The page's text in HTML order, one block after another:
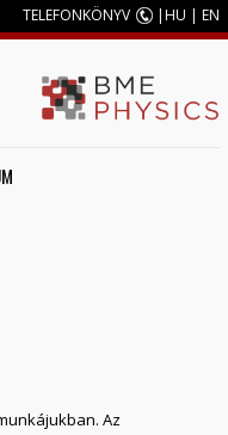
TELEFONKÖNYV |HU | EN
Az